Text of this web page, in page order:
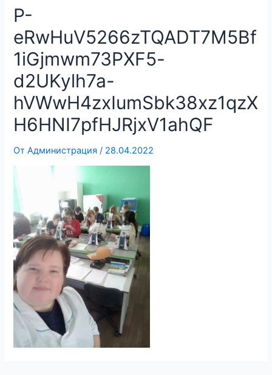
P-
eRwHuV5266zTQADT7M5Bf
1iGjmwm73PXF5-
d2UKylh7a-
hVWwH4zxIumSbk38xz1qzX
H6HNI7pfHJRjxV1ahQF
От Администрация / 28.04.2022